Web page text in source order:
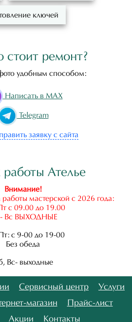
ключей
стоит ремонт?
удобным способом:
Написать в MAX
Telegram
заявку с сайта
Ателье
Внимание!
мастерской с 2026 года:
с 09.00 до 19.00
Вс ВЫХОДНЫЕ
с 9-00 до 19-00
Без обеда
Вс- выходные
Сервисный центр
Услуги
магазин
Прайс-лист
Акции Контакты